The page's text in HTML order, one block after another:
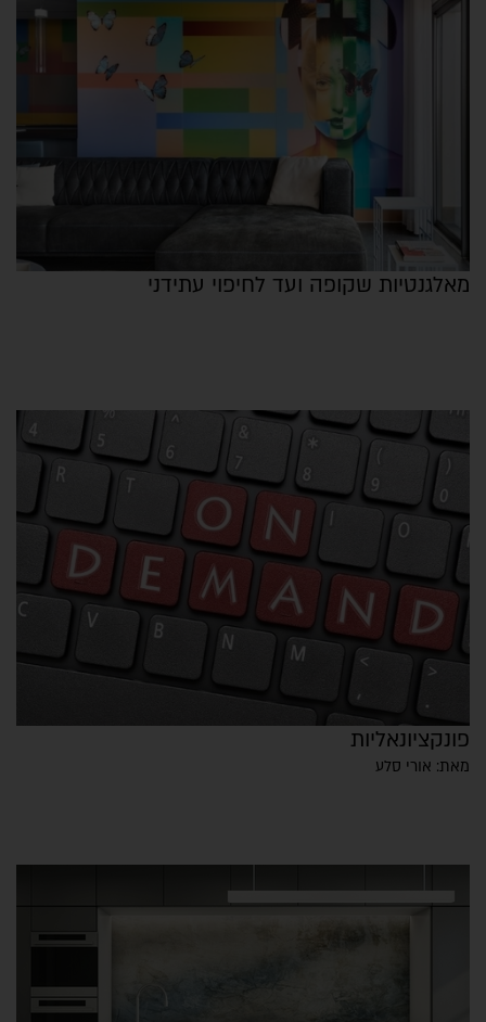
מאלגנטיות שקופה ועד לחיפוי עתידני
פונקציונאליות
מאת: אורי סלע